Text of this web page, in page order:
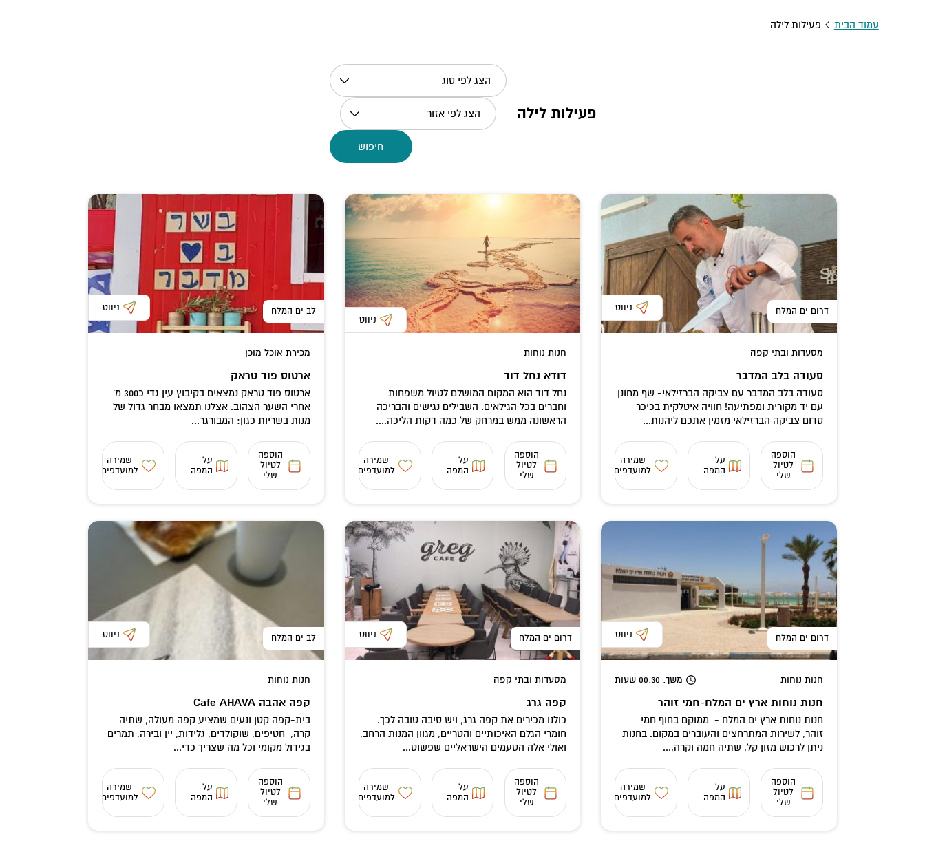
עמוד הבית פעילות לילה
פעילות לילה
הצג לפי סוג
הצג לפי אזור
חיפוש
דרום ים המלח ניווט
מסעדות ובתי קפה
סעודה בלב המדבר
סעודה בלב המדבר עם צביקה הברזילאי- שף מחונן
עם יד מקורית ומפתיעה! חוויה איטלקית בכיכר
סדום צביקה הברזילאי מזמין אתכם ליהנות...
הוספה
לטיול
שלי
על
המפה
שמירה
למועדפים
ניווט
חנות נוחות
דודא נחל דוד
נחל דוד הוא המקום המושלם לטיול משפחות
וחברים בכל הגילאים. השבילים נגישים והבריכה
הראשונה ממש במרחק של כמה דקות הליכה....
הוספה
לטיול
שלי
על
המפה
שמירה
למועדפים
לב ים המלח ניווט
מכירת אוכל מוכן
ארטוס פוד טראק
ארטוס פוד טראק נמצאים בקיבוץ עין גדי כ300 מ'
אחרי השער הצהוב. אצלנו תמצאו מבחר גדול של
מנות בשריות כגון: המבורגר...
הוספה
לטיול
שלי
על
המפה
שמירה
למועדפים
דרום ים המלח ניווט
חנות נוחות משך: 00:30 שעות
חנות נוחות ארץ ים המלח-חמי זוהר
חנות נוחות ארץ ים המלח - ממוקם בחוף חמי
זוהר, לשירות המתרחצים והעוברים במקום. בחנות
ניתן לרכוש מזון קל, שתיה חמה וקרה,...
הוספה
לטיול
שלי
על
המפה
שמירה
למועדפים
דרום ים המלח ניווט
מסעדות ובתי קפה
קפה גרג
כולנו מכירים את קפה גרג, ויש סיבה טובה לכך.
חומרי הגלם האיכותיים והטריים, מגוון המנות הרחב,
ואולי אלה הטעמים הישראליים שפשוט...
הוספה
לטיול
שלי
על
המפה
שמירה
למועדפים
לב ים המלח ניווט
חנות נוחות
קפה אהבה Cafe AHAVA
בית-קפה קטן ונעים שמציע קפה מעולה, שתיה
קרה, חטיפים, שוקולדים, גלידות, יין ובירה, תמרים
בגידול מקומי וכל מה שצריך כדי...
הוספה
לטיול
שלי
על
המפה
שמירה
למועדפים